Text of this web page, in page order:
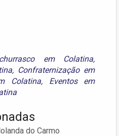
churrasco em Colatina,
, Confraternização em
Colatina, Eventos em
do Carmo